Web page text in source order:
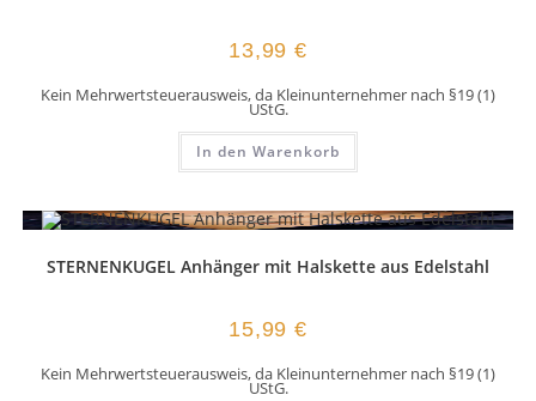
13,99€
Kein Mehrwertsteuerausweis, da Kleinunternehmer nach §19 (1)
UStG.
In den Warenkorb
STERNENKUGEL Anhänger mit Halskette aus Edelstahl
15,99€
Kein Mehrwertsteuerausweis, da Kleinunternehmer nach §19 (1)
UStG.